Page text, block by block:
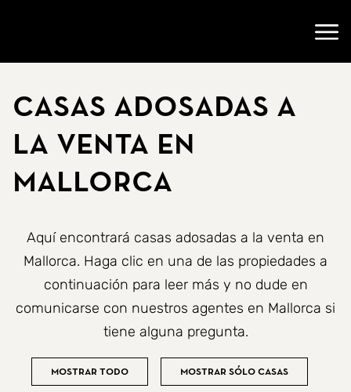
Abrir
Casas adosadas a
la venta en
Mallorca
Aquí encontrará casas adosadas a la venta en
Mallorca. Haga clic en una de las propiedades a
continuación para leer más y no dude en
comunicarse con nuestros agentes en Mallorca si
tiene alguna pregunta.
Mostrar todo Mostrar sólo casas